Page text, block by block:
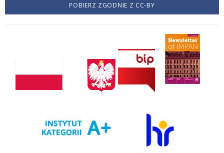
POBIERZ ZGODNIE Z CC-BY